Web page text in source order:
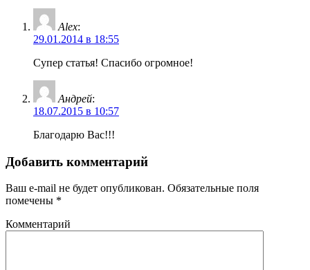
Alex:
29.01.2014 в 18:55
Супер статья! Спасибо огромное!
Андрей:
18.07.2015 в 10:57
Благодарю Вас!!!
Добавить комментарий
Ваш e-mail не будет опубликован. Обязательные поля
помечены *
Комментарий